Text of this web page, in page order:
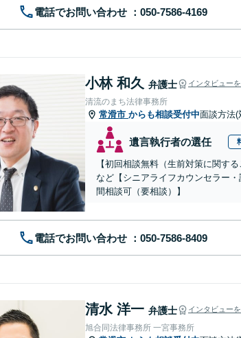
電話でお問い合わせ
小林 和久 弁護士 インタビュー
清流のまち法律事務所
常滑市 からも相談受付中面談方法(
遺言執行者の選任
【初回相談無料（生前対策に関す
など【シニアライフカウンセラー
間相談可（要相談）】
電話でお問い合わせ
清水 洋一 弁護士 インタビュー
旭合同法律事務所 一宮事務所